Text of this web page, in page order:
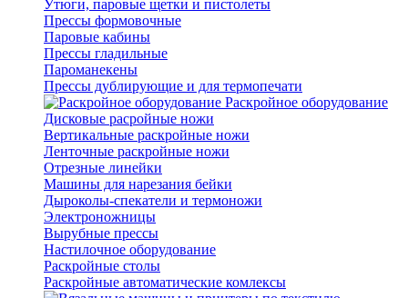
Утюги, паровые щетки и пистолеты
Прессы формовочные
Паровые кабины
Прессы гладильные
Пароманекены
Прессы дублирующие и для термопечати
Раскройное оборудование
Дисковые расройные ножи
Вертикальные раскройные ножи
Ленточные раскройные ножи
Отрезные линейки
Машины для нарезания бейки
Дыроколы-спекатели и термоножи
Электроножницы
Вырубные прессы
Настилочное оборудование
Раскройные столы
Раскройные автоматические комлексы